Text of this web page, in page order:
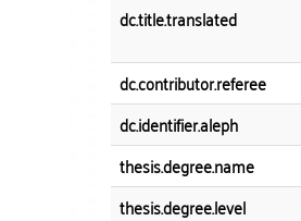
dc.title.translated
dc.contributor.referee
dc.identifier.aleph
thesis.degree.name
thesis.degree.level